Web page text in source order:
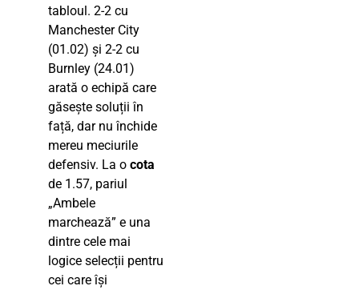
tabloul. 2-2 cu
Manchester City
(01.02) și 2-2 cu
Burnley (24.01)
arată o echipă care
găsește soluții în
față, dar nu închide
mereu meciurile
defensiv. La o cota
de 1.57, pariul
„Ambele
marchează” e una
dintre cele mai
logice selecții pentru
cei care își